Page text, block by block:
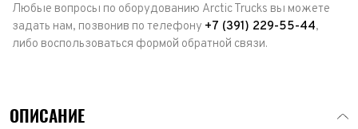
Любые вопросы по оборудованию Arctic Trucks вы можете
задать нам, позвонив по телефону +7 (391) 229-55-44,
либо воспользоваться формой обратной связи.
ОПИСАНИЕ